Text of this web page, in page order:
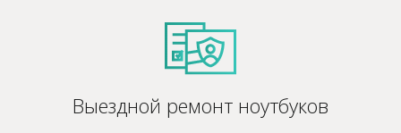
Выездной ремонт ноутбуков